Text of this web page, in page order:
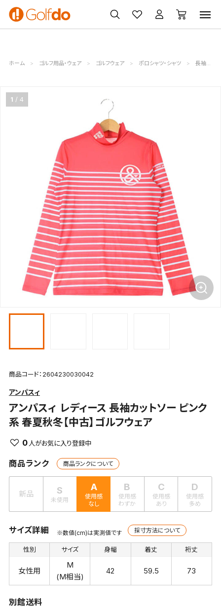
ゴルフ
クラブ
ゴルフ用品
買取
無料査定
クーポン
一覧
ホーム ゴルフ用品・ウェア ゴルフウェア ポロシャツ・シャツ 長袖シャツ・モックネック
1 4
商品コード：2604230030042
アンパスィ
アンパスィ レディース 長袖カットソー ピンク
系 春夏秋冬【中古】ゴルフウェア
0
商品ランク 商品ランクについて
新品 S
未使用
A
使用感
なし
B
使用感
わずか
C
使用感
あり
D
使用感
多め
サイズ詳細 ※数値(cm)は実測値です 採寸方法について
性別
女性用
サイズ
M
(M相当)
身幅
42
着丈
59.5
裄丈
73
別館送料